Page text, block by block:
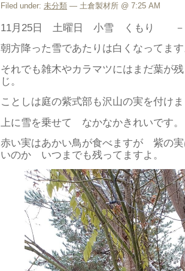
Filed under: 未分類 — 土倉製材所 @ 7:25 AM
11月25日 土曜日 小雪 くもり －
朝方降った雪であたりは白くなってま
それでも雑木やカラマツにはまだ葉が
じ。
ことしは庭の紫式部も沢山の実を付け
上に雪を乗せて なかなかきれいです。
赤い実はあかい鳥が食べますが 紫の
いのか いつまでも残ってますよ。